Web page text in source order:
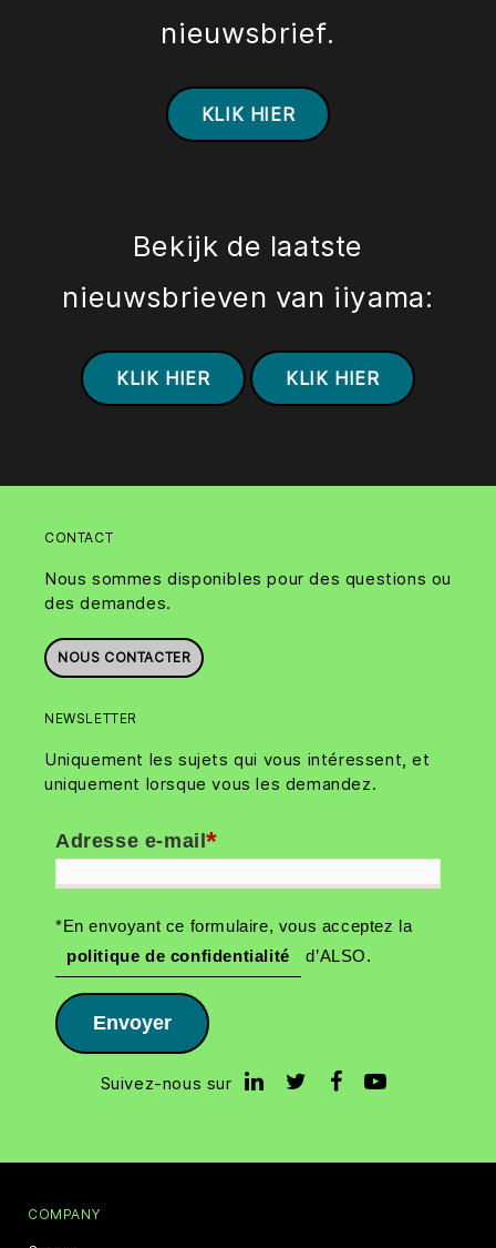
nieuwsbrief.
KLIK HIER
Bekijk de laatste
nieuwsbrieven van iiyama:
KLIK HIER KLIK HIER
CONTACT
Nous sommes disponibles pour des questions ou
des demandes.
NOUS CONTACTER
NEWSLETTER
Uniquement les sujets qui vous intéressent, et
uniquement lorsque vous les demandez.
*
Adresse e-mail
*En envoyant ce formulaire, vous acceptez la
politique de confidentialité
d’ALSO.
Envoyer
Suivez-nous sur
COMPANY